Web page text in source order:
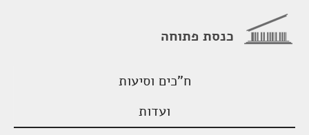
כנסת פתוחה
ח"כים וסיעות
ועדות